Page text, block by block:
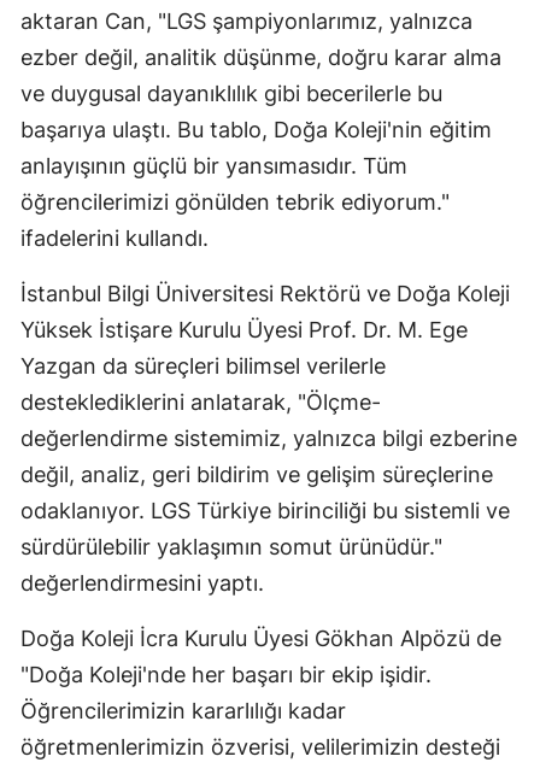
Giresun
Gümüşhane
Hakkari
Hatay
Isparta
İstanbul
İzmir
Kars
Kastamonu
Kayseri
Kırklareli
Kocaeli
Kütahya
aktaran Can, "LGS şampiyonlarımız, yalnızca
ezber değil, analitik düşünme, doğru karar alma
ve duygusal dayanıklılık gibi becerilerle bu
başarıya ulaştı. Bu tablo, Doğa Koleji'nin eğitim
anlayışının güçlü bir yansımasıdır. Tüm
öğrencilerimizi gönülden tebrik ediyorum."
ifadelerini kullandı.
İstanbul Bilgi Üniversitesi Rektörü ve Doğa Koleji
Yüksek İstişare Kurulu Üyesi Prof. Dr. M. Ege
Yazgan da süreçleri bilimsel verilerle
desteklediklerini anlatarak, "Ölçme-
değerlendirme sistemimiz, yalnızca bilgi ezberine
değil, analiz, geri bildirim ve gelişim süreçlerine
odaklanıyor. LGS Türkiye birinciliği bu sistemli ve
sürdürülebilir yaklaşımın somut ürünüdür."
değerlendirmesini yaptı.
Doğa Koleji İcra Kurulu Üyesi Gökhan Alpözü de
"Doğa Koleji'nde her başarı bir ekip işidir.
Öğrencilerimizin kararlılığı kadar
öğretmenlerimizin özverisi, velilerimizin desteği